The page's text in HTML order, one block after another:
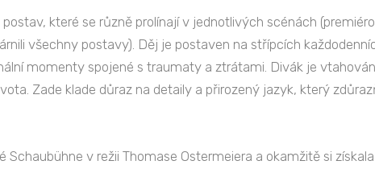
které se různě prolínají v jednotlivých scénách
všechny postavy). Děj je postaven na střípcích
momenty spojené s traumaty a ztrátami. Divák je
Zade klade důraz na detaily a přirozený jazyk, který
v režii Thomase Ostermeiera a okamžitě si